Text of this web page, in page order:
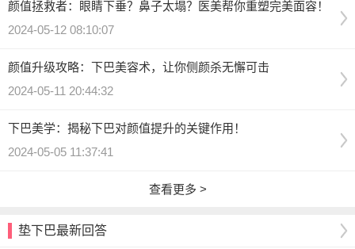
颜值拯救者：眼睛下垂？鼻子太塌？医美帮你重塑完美面容！
2024-05-12 08:10:07
颜值升级攻略：下巴美容术，让你侧颜杀无懈可击
2024-05-11 20:44:32
下巴美学：揭秘下巴对颜值提升的关键作用！
2024-05-05 11:37:41
查看更多 >
垫下巴最新回答